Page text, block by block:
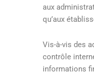
aux
qu’aux
Vis-à-vis des
contrôle
informations